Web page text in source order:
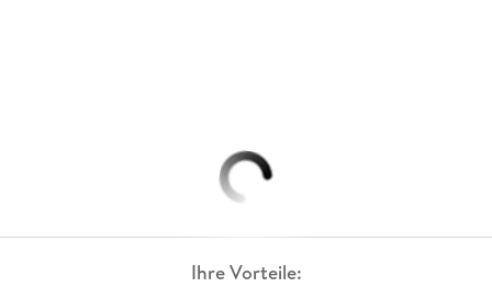
Ihre Vorteile: